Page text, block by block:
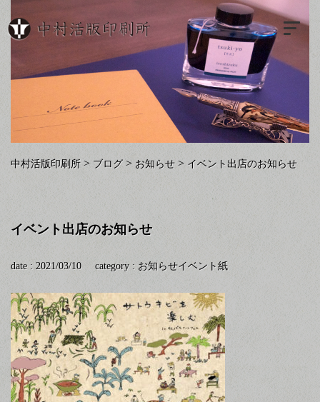
中村活版印刷所 > ブログ > お知らせ > イベント出店のお知らせ
イベント出店のお知らせ
date : 2021/03/10 category : お知らせイベント 紙